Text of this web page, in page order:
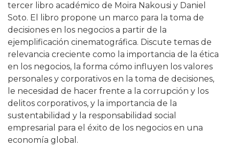
tercer libro académico de Moira Nakousi y Daniel
Soto. El libro propone un marco para la toma de
decisiones en los negocios a partir de la
ejemplificación cinematográfica. Discute temas de
relevancia creciente como la importancia de la ética
en los negocios, la forma cómo influyen los valores
personales y corporativos en la toma de decisiones,
le necesidad de hacer frente a la corrupción y los
delitos corporativos, y la importancia de la
sustentabilidad y la responsabilidad social
empresarial para el éxito de los negocios en una
economía global.